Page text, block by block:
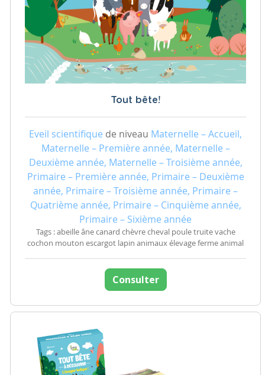
Tout bête!
Eveil scientifique de niveau Maternelle – Accueil,
Maternelle – Première année, Maternelle –
Deuxième année, Maternelle – Troisième année,
Primaire – Première année, Primaire – Deuxième
année, Primaire – Troisième année, Primaire –
Quatrième année, Primaire – Cinquième année,
Primaire – Sixième année
Tags : abeille âne canard chèvre cheval poule truite vache
cochon mouton escargot lapin animaux élevage ferme animal
Consulter